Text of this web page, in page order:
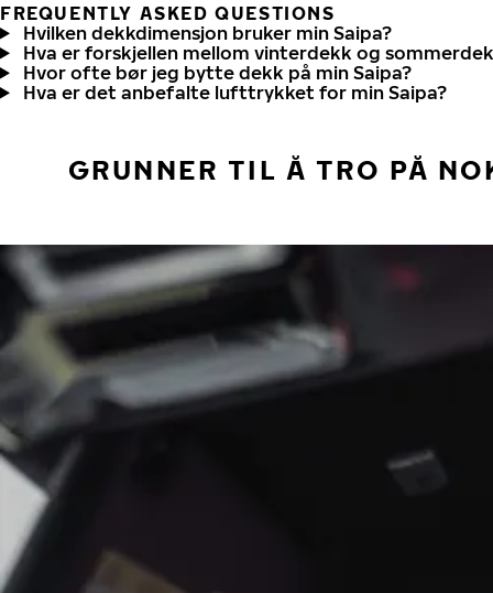
FREQUENTLY ASKED QUESTIONS
Hvilken dekkdimensjon bruker min Saipa?
Hva er forskjellen mellom vinterdekk og
Hvor ofte bør jeg bytte dekk på min Saipa?
Hva er det anbefalte lufttrykket for min Saipa?
GRUNNER TIL Å TRO PÅ